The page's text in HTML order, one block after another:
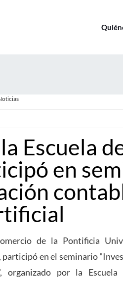
Escuela
en
de la Pontificia
en el seminario
organizado por la